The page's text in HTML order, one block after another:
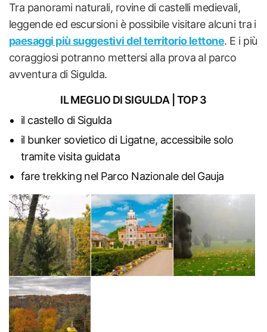
Tra panorami naturali, rovine di castelli medievali,
leggende ed escursioni è possibile visitare alcuni tra i
paesaggi più suggestivi del territorio lettone. E i più
coraggiosi potranno mettersi alla prova al parco
avventura di Sigulda.
IL MEGLIO DI SIGULDA | TOP 3
il castello di Sigulda
il bunker sovietico di Ligatne, accessibile solo
tramite visita guidata
fare trekking nel Parco Nazionale del Gauja